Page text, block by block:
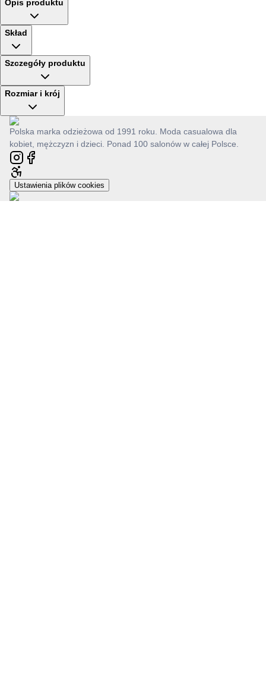
Opis produktu
Skład
Szczegóły produktu
Rozmiar i krój
Polska marka odzieżowa od 1991 roku. Moda casualowa dla
kobiet, mężczyzn i dzieci. Ponad 100 salonów w całej Polsce.
Ustawienia plików cookies